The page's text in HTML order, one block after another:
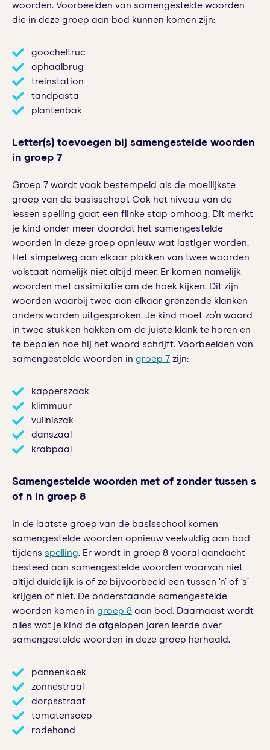
woorden. Voorbeelden van samengestelde woorden
die in deze groep aan bod kunnen komen zijn:
goocheltruc
ophaalbrug
treinstation
tandpasta
plantenbak
Letter(s) toevoegen bij samengestelde woorden
in groep 7
Groep 7 wordt vaak bestempeld als de moeilijkste
groep van de basisschool. Ook het niveau van de
lessen spelling gaat een flinke stap omhoog. Dit merkt
je kind onder meer doordat het samengestelde
woorden in deze groep opnieuw wat lastiger worden.
Het simpelweg aan elkaar plakken van twee woorden
volstaat namelijk niet altijd meer. Er komen namelijk
woorden met assimilatie om de hoek kijken. Dit zijn
woorden waarbij twee aan elkaar grenzende klanken
anders worden uitgesproken. Je kind moet zo’n woord
in twee stukken hakken om de juiste klank te horen en
te bepalen hoe hij het woord schrijft. Voorbeelden van
samengestelde woorden in groep 7 zijn:
kapperszaak
klimmuur
vuilniszak
danszaal
krabpaal
Samengestelde woorden met of zonder tussen s
of n in groep 8
In de laatste groep van de basisschool komen
samengestelde woorden opnieuw veelvuldig aan bod
tijdens spelling. Er wordt in groep 8 vooral aandacht
besteed aan samengestelde woorden waarvan niet
altijd duidelijk is of ze bijvoorbeeld een tussen ‘n’ of ‘s’
krijgen of niet. De onderstaande samengestelde
woorden komen in groep 8 aan bod. Daarnaast wordt
alles wat je kind de afgelopen jaren leerde over
samengestelde woorden in deze groep herhaald.
pannenkoek
zonnestraal
dorpsstraat
tomatensoep
rodehond